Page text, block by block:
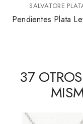
SALVATORE
Pendientes Plata
37